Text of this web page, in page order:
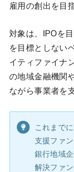
雇用の創出を目
対象は、IPOを
を目標としない
イティファイナ
の地域金融機関
ながら事業者を
これまで
支援ファ
銀行地域
解決ファ